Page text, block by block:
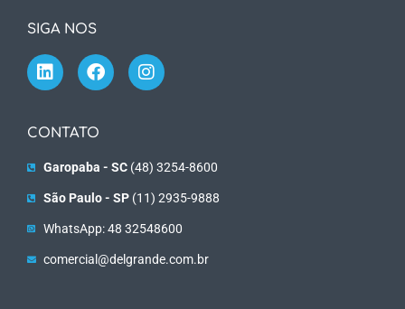
SIGA NOS
CONTATO
Garopaba - SC(48) 3254-8600
São Paulo - SP(11) 2935-9888
WhatsApp: 48 32548600
comercial@delgrande.com.br